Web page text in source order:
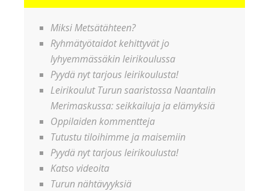
Miksi Metsätähteen?
Ryhmätyötaidot kehittyvät jo
lyhyemmässäkin leirikoulussa
Pyydä nyt tarjous leirikoulusta!
Leirikoulut Turun saaristossa Naantalin
Merimaskussa: seikkailuja ja elämyksiä
Oppilaiden kommentteja
Tutustu tiloihimme ja maisemiin
Pyydä nyt tarjous leirikoulusta!
Katso videoita
Turun nähtävyyksiä